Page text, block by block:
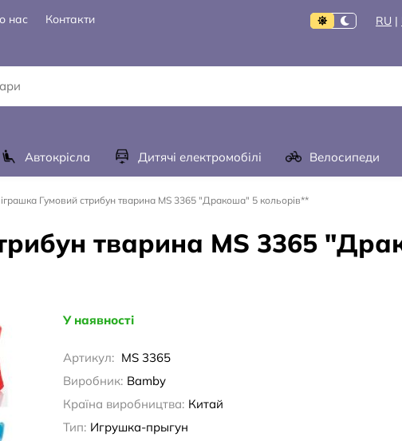
нас Контакти RU |
Автокрісла Дитячі електромобілі Велосипеди
Гумовий стрибун тварина MS 3365 "Дракоша" 5 кольорів**
тварина MS 3365
У наявності
Артикул: MS 3365
Виробник: Bamby
Країна виробництва: Китай
Тип: Игрушка-прыгун